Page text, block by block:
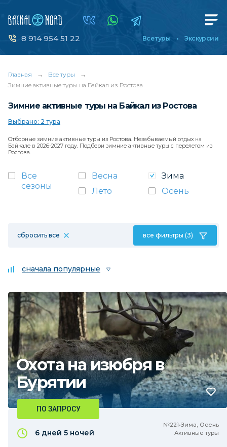
8 914 954 51 22 Все туры Экскурсии
Главная → Все туры
→
Зимние активные туры на Байкал из Ростова
Зимние активные туры на Байкал из Ростова
Выбрано: 2 тура
Отборные зимние активные туры из Ростова. Незабываемый отдых на
Байкале в 2026-2027 году. Подбери зимние активные туры с перелетом из
Ростова.
Все
сезоны
Весна
Зима
Лето
Осень
сбросить все все фильтры (3)
сначала популярные
Охота на изюбря в
Бурятии
№221•Зима, Осень
Активные туры
ПО ЗАПРОСУ
6 дней 5 ночей